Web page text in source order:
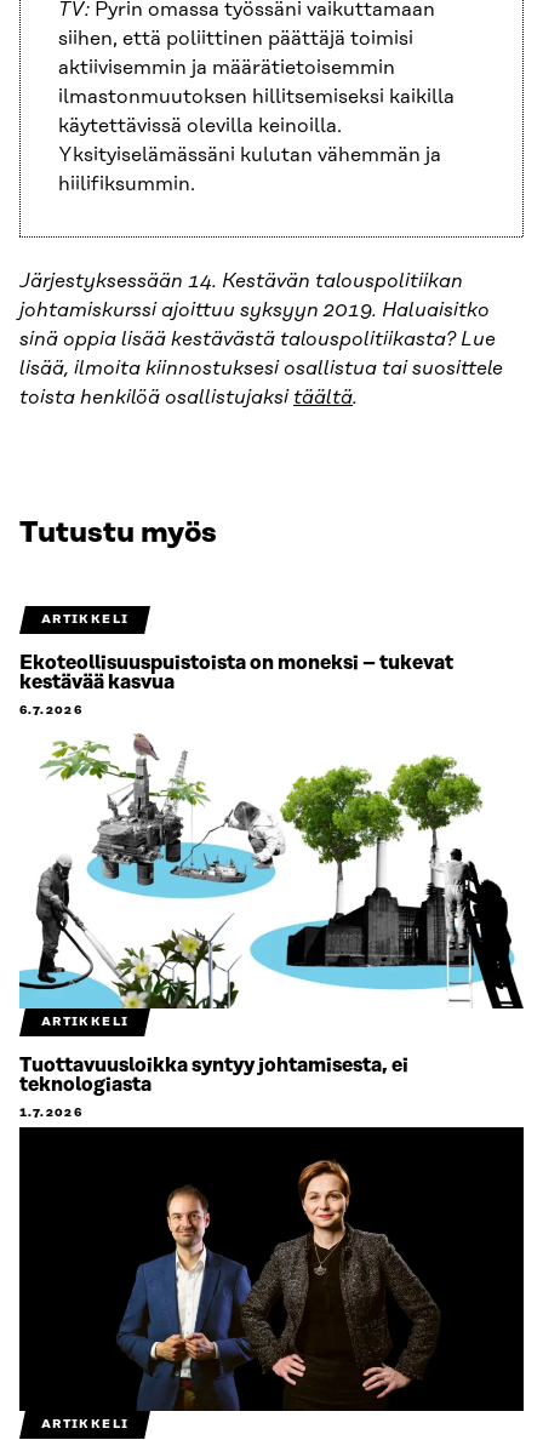
TV: Pyrin omassa työssäni vaikuttamaan
siihen, että poliittinen päättäjä toimisi
aktiivisemmin ja määrätietoisemmin
ilmastonmuutoksen hillitsemiseksi kaikilla
käytettävissä olevilla keinoilla.
Yksityiselämässäni kulutan vähemmän ja
hiilifiksummin.
Järjestyksessään 14. Kestävän talouspolitiikan
johtamiskurssi ajoittuu syksyyn 2019. Haluaisitko
sinä oppia lisää kestävästä talouspolitiikasta? Lue
lisää, ilmoita kiinnostuksesi osallistua tai suosittele
toista henkilöä osallistujaksi täältä.
Tutustu myös
ARTIKKELI
Ekoteollisuuspuistoista on moneksi – tukevat
kestävää kasvua
6.7.2026
ARTIKKELI
Tuottavuusloikka syntyy johtamisesta, ei
teknologiasta
1.7.2026
ARTIKKELI